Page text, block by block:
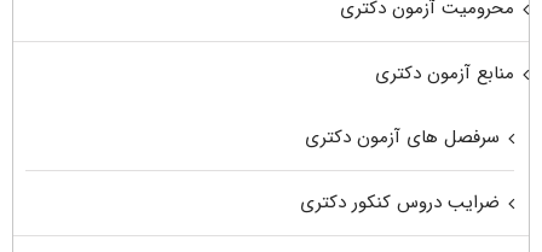
محرومیت آزمون دکتری
منابع آزمون دکتری
سرفصل های آزمون دکتری
ضرایب دروس کنکور دکتری